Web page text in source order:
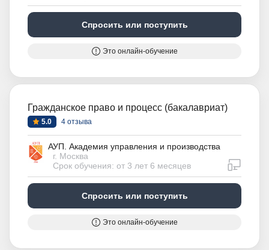
Спросить или поступить
Это онлайн-обучение
Гражданское право и процесс (бакалавриат)
5.0 4 отзыва
АУП. Академия управления и производства
г. Москва
Срок обучения: от 3 лет 6 месяцев
Спросить или поступить
Это онлайн-обучение